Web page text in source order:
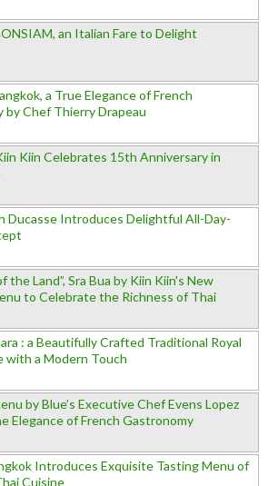
an Italian Fare to Delight
a True Elegance of French
by Chef Thierry Drapeau
Kiin Celebrates 15th Anniversary in
Ducasse Introduces Delightful All-Day-
the Land”, Sra Bua by Kiin Kiin's New
to Celebrate the Richness of Thai
: a Beautifully Crafted Traditional Royal
with a Modern Touch
by Blue’s Executive Chef Evens Lopez
Elegance of French Gastronomy
Introduces Exquisite Tasting Menu of
Cuisine